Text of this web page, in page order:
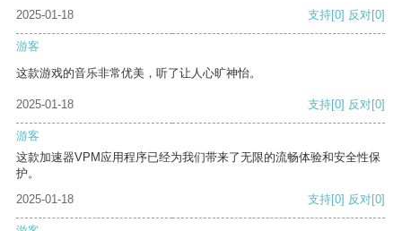
2025-01-18
支持[0] 反对[0]
游客
这款游戏的音乐非常优美，听了让人心旷神怡。
2025-01-18 支持[0] 反对[0]
游客
这款加速器VPM应用程序已经为我们带来了无限的流畅体验和安全性保
护。
2025-01-18
支持[0] 反对[0]